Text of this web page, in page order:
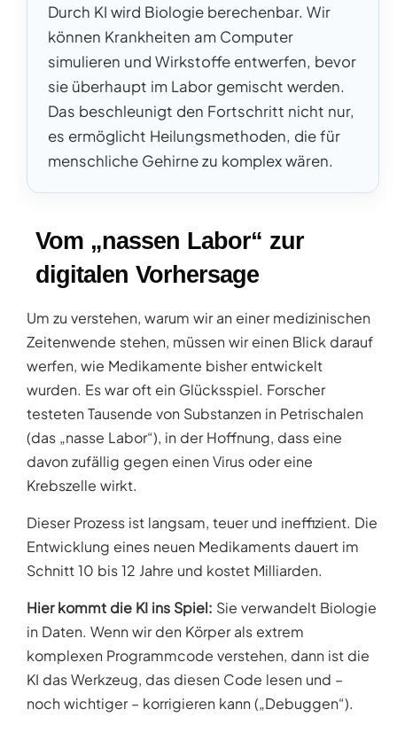
Durch KI wird Biologie berechenbar. Wir
können Krankheiten am Computer
simulieren und Wirkstoffe entwerfen, bevor
sie überhaupt im Labor gemischt werden.
Das beschleunigt den Fortschritt nicht nur,
es ermöglicht Heilungsmethoden, die für
menschliche Gehirne zu komplex wären.
Vom „nassen Labor“ zur
digitalen Vorhersage
Um zu verstehen, warum wir an einer medizinischen
Zeitenwende stehen, müssen wir einen Blick darauf
werfen, wie Medikamente bisher entwickelt
wurden. Es war oft ein Glücksspiel. Forscher
testeten Tausende von Substanzen in Petrischalen
(das „nasse Labor“), in der Hoffnung, dass eine
davon zufällig gegen einen Virus oder eine
Krebszelle wirkt.
Dieser Prozess ist langsam, teuer und ineffizient. Die
Entwicklung eines neuen Medikaments dauert im
Schnitt 10 bis 12 Jahre und kostet Milliarden.
Hier kommt die KI ins Spiel: Sie verwandelt Biologie
in Daten. Wenn wir den Körper als extrem
komplexen Programmcode verstehen, dann ist die
KI das Werkzeug, das diesen Code lesen und –
noch wichtiger – korrigieren kann („Debuggen“).